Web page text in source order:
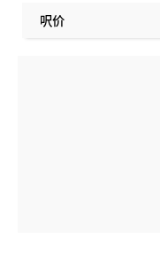
呎价